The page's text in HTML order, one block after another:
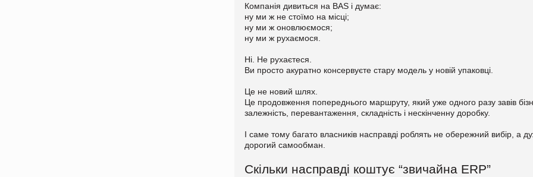
Компанія дивиться на BAS і думає:
ну ми ж не стоїмо на місці;
ну ми ж оновлюємося;
ну ми ж рухаємося.
Ні. Не рухаєтеся.
Ви просто акуратно консервуєте стару модель у новій упаковці.
Це не новий шлях.
Це продовження попереднього маршруту, який уже одного разу завів
залежність, перевантаження, складність і нескінченну доробку.
І саме тому багато власників насправді роблять не обережний вибір, а
дорогий самообман.
Скільки насправді коштує “звичайна ERP”